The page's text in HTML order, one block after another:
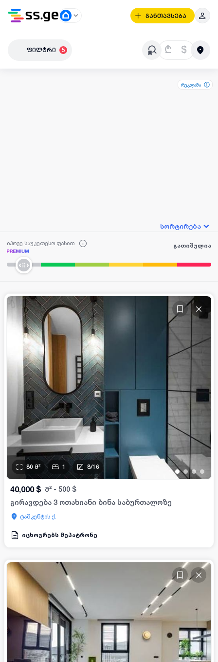
განთავსება
ფილტრი 5 ₾ $
რეკლამა
სორტირება
იპოვე საუკეთესო ფასით გათიშულია
••• •
80 მ² 1 8/16
40,000 $ მ² - 500 $
გირავდება 3 ოთახიანი ბინა საბურთალოზე
ტაშკენტის ქ.
იცხოვრებს მეპატრონე